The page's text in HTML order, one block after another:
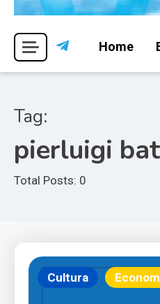
Attivismo.info
Home
Tag:
pierluigi
Total Posts: 0
Cultura